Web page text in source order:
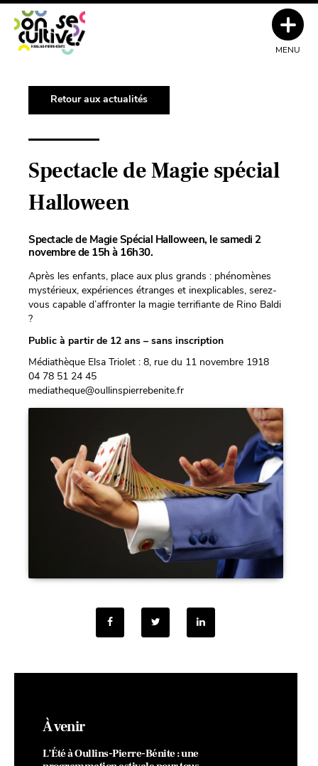
Retour aux actualités
Spectacle de Magie spécial
Halloween
Spectacle de Magie Spécial Halloween, le samedi 2
novembre de 15h à 16h30.
Après les enfants, place aux plus grands : phénomènes
mystérieux, expériences étranges et inexplicables, serez-
vous capable d’affronter la magie terrifiante de Rino Baldi
?
Public à partir de 12 ans – sans inscription
Médiathèque Elsa Triolet : 8, rue du 11 novembre 1918
04 78 51 24 45
mediatheque@oullinspierrebenite.fr
À venir
L’Été à Oullins-Pierre-Bénite : une
MENU